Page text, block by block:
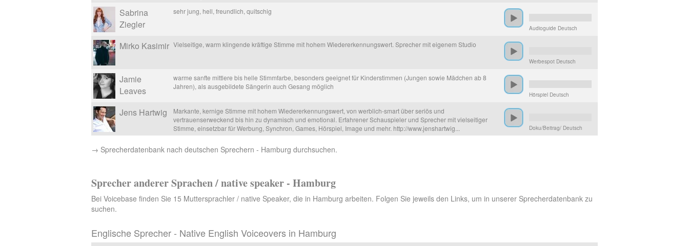
Sabrina
Ziegler
sehr jung, hell, freundlich, quitschig
Audioguide Deutsch
Mirko Kasimir Vielseitige, warm klingende kräftige Stimme mit hohem Wiedererkennungswert. Sprecher mit eigenem Studio
Werbespot Deutsch
Jamie
Leaves
warme sanfte mittlere bis helle Stimmfarbe, besonders geeignet für Kinderstimmen (Jungen sowie Mädchen ab 8
Jahren), als ausgebildete Sängerin auch Gesang möglich
Hörspiel Deutsch
Jens Hartwig
Markante, kernige Stimme mit hohem Wiedererkennungswert, von werblich-smart über seriös und
vertrauenserweckend bis hin zu dynamisch und emotional. Erfahrener Schauspieler und Sprecher mit vielseitiger
Stimme, einsetzbar für Werbung, Synchron, Games, Hörspiel, Image und mehr. http://www.jenshartwig...
Doku/Beitrag/ Deutsch
→ Sprecherdatenbank nach deutschen Sprechern - Hamburg durchsuchen.
Sprecher anderer Sprachen / native speaker - Hamburg
Bei Voicebase finden Sie 15 Muttersprachler / native Speaker, die in Hamburg arbeiten. Folgen Sie jeweils den Links, um in unserer Sprecherdatenbank zu
suchen.
Englische Sprecher - Native English Voiceovers in Hamburg